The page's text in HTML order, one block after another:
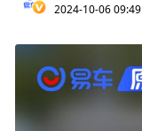
2024-10-06 09:49